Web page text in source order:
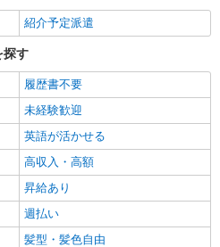
紹介予定派遣
探す
履歴書不要
未経験歓迎
英語が活かせる
高収入・高額
昇給あり
週払い
髪型・髪色自由